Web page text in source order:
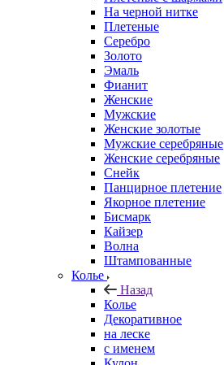
На черной нитке
Плетеные
Серебро
Золото
Эмаль
Фианит
Женские
Мужские
Женские золотые
Мужские серебряные
Женские серебряные
Снейк
Панцирное плетение
Якорное плетение
Бисмарк
Кайзер
Волна
Штампованные
Колье
Назад
Колье
Декоративное
на леске
с именем